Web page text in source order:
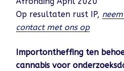
Op resultaten rust IP,
contact met ons op
Importontheffing ten
cannabis voor